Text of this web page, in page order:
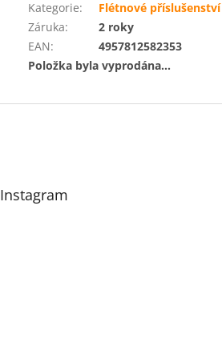
Kategorie:
Flétnové příslušenství
Záruka:
2 roky
EAN:
4957812582353
Položka byla vyprodána…
Instagram